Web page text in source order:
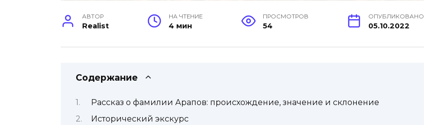
АВТОР
Realist
НА ЧТЕНИЕ
4 мин
ПРОСМОТРОВ
54
ОПУБЛИКОВАНО
05.10.2022
Содержание
Рассказ о фамилии Арапов: происхождение, значение и склонение
Исторический экскурс